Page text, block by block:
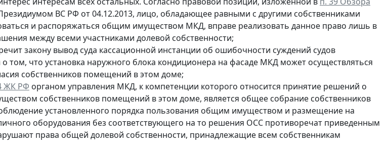
ВС РФ от 04.12.2013, лицо, обладающее равными с другими собственниками
и распоряжаться общим имуществом МКД, вправе реализовать данное право лишь в
между всеми участниками долевой собственности;
закону вывод суда кассационной инстанции об ошибочности суждений судов
том, что установка наружного блока кондиционера на фасаде МКД может осуществляться
собственников помещений в этом доме;
ЖК РФ органом управления МКД, к компетенции которого относится принятие решений о
собственников помещений в этом доме, является общее собрание собственников
установленного порядка пользования общим имуществом и размещение на
оборудования без соответствующего на то решения ОСС противоречат приведенным
права общей долевой собственности, принадлежащие всем собственникам